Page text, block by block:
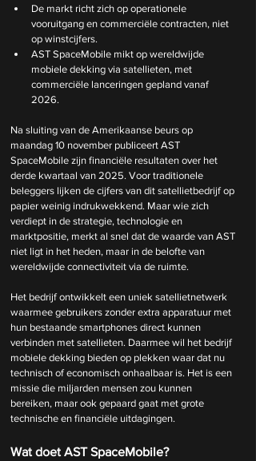
De markt richt zich op operationele
vooruitgang en commerciële contracten, niet
op winstcijfers.
AST SpaceMobile mikt op wereldwijde
mobiele dekking via satellieten, met
commerciële lanceringen gepland vanaf
2026.
Na sluiting van de Amerikaanse beurs op
maandag 10 november publiceert AST
SpaceMobile zijn financiële resultaten over het
derde kwartaal van 2025. Voor traditionele
beleggers lijken de cijfers van dit satellietbedrijf op
papier weinig indrukwekkend. Maar wie zich
verdiept in de strategie, technologie en
marktpositie, merkt al snel dat de waarde van AST
niet ligt in het heden, maar in de belofte van
wereldwijde connectiviteit via de ruimte.
Het bedrijf ontwikkelt een uniek satellietnetwerk
waarmee gebruikers zonder extra apparatuur met
hun bestaande smartphones direct kunnen
verbinden met satellieten. Daarmee wil het bedrijf
mobiele dekking bieden op plekken waar dat nu
technisch of economisch onhaalbaar is. Het is een
missie die miljarden mensen zou kunnen
bereiken, maar ook gepaard gaat met grote
technische en financiële uitdagingen.
Wat doet AST SpaceMobile?